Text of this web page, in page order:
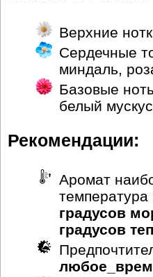
Верхние
Сердечные
миндаль,
Базовые
белый
Рекомендации:
Аромат
температура
градусов
градусов